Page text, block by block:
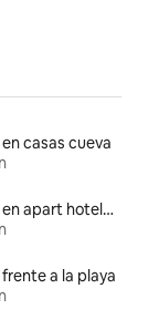
casas cueva
Alojamientos en apart hoteles
a la playa